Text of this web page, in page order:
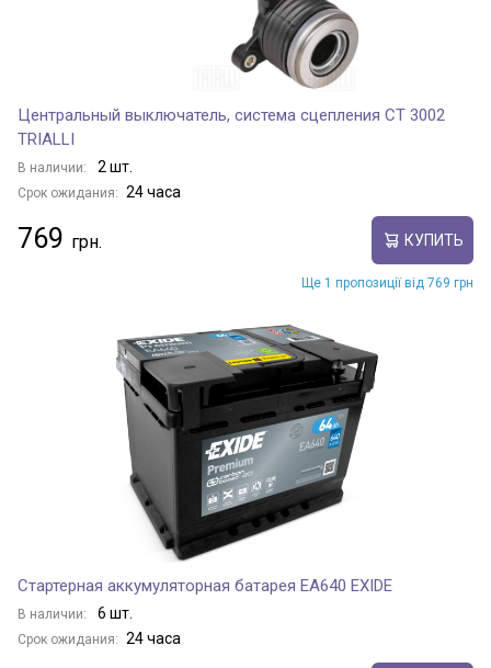
Центральный выключатель, система сцепления CT 3002
TRIALLI
В наличии: 2 шт.
Срок ожидания: 24 часа
769 КУПИТЬ
Ще 1 пропозиції від 769 грн
Стартерная аккумуляторная батарея EA640 EXIDE
В наличии: 6 шт.
Срок ожидания: 24 часа